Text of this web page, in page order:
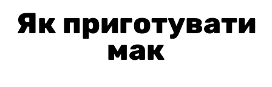
Як приготувати
мак